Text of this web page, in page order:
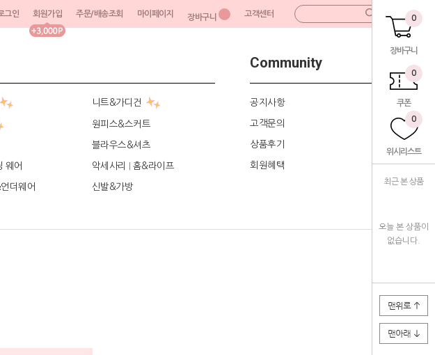
장바구니
0
쿠폰
0
위시리스트
0
최근 본 상품
오늘 본 상품이
없습니다.
그인 회원가입 주문/배송조회 마이페이지 장바구니 고객센터
니트&가디건
원피스&스커트
블라우스&셔츠
웨어 악세사리 홈&라이프
더웨어 신발&가방
Community
공지사항
고객문의
상품후기
회원혜택